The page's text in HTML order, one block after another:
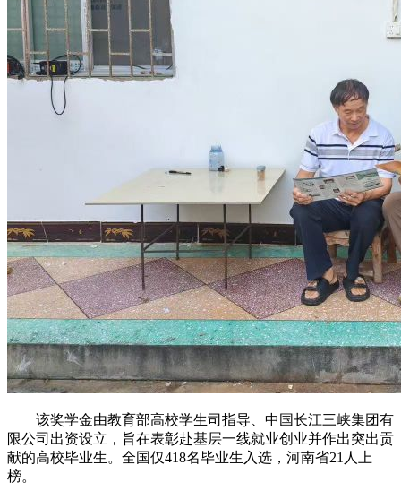
该奖学金由教育部高校学生司指导、中国长江三峡集团有
限公司出资设立，旨在表彰赴基层一线就业创业并作出突出贡
献的高校毕业生。全国仅418名毕业生入选，河南省21人上
榜。